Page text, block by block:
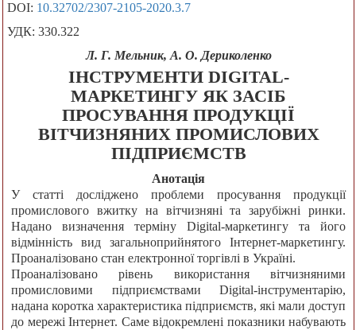
DOI: 10.32702/2307-2105-2020.3.7
УДК: 330.322
Л. Г. Мельник, А. О. Дериколенко
ІНСТРУМЕНТИ DIGITAL-
МАРКЕТИНГУ ЯК ЗАСІБ
ПРОСУВАННЯ ПРОДУКЦІЇ
ВІТЧИЗНЯНИХ ПРОМИСЛОВИХ
ПІДПРИЄМСТВ
Анотація
У статті досліджено проблеми просування продукції
промислового вжитку на вітчизняні та зарубіжні ринки.
Надано визначення терміну Digital-маркетингу та його
відмінність вид загальноприйнятого Інтернет-маркетингу.
Проаналізовано стан електронної торгівлі в Україні.
Проаналізовано рівень використання вітчизняними
промисловими підприємствами Digital-інструментарію,
надана коротка характеристика підприємств, які мали доступ
до мережі Інтернет. Саме відокремлені показники набувають